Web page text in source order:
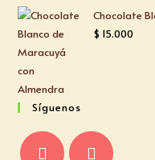
Chocolate
$ 15.000
Síguenos